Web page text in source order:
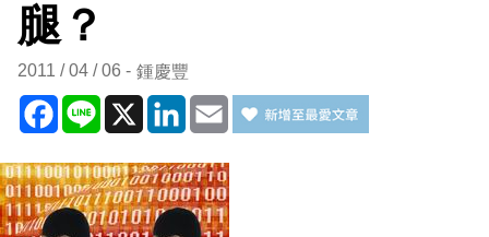
腿？
2011 / 04 / 06 鍾慶豐
Facebook
Line X LinkedIn
Email